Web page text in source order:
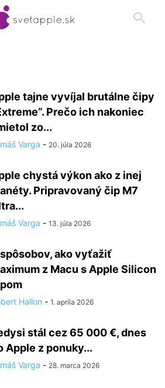
tajne vyvíjal brutálne čipy
Prečo ich nakoniec
zo...
Varga - 20. júla 2026
chystá výkon ako z inej
Pripravovaný čip M7
Varga - 13. júla 2026
ako vyťažiť
z Macu s Apple Silicon
Hallon - 1. apríla 2026
stál cez 65 000 €, dnes
Apple z ponuky...
Varga - 28. marca 2026